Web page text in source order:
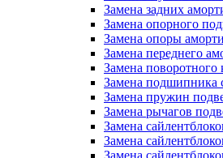
Замена задних
Замена опорного
Замена опоры
Замена переднего
Замена поворотного
Замена подшипника
Замена пружин
Замена рычагов
Замена
Замена
Замена